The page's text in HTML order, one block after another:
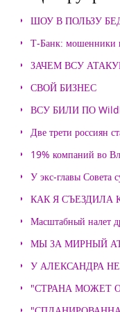
ШОУ В ПОЛЬЗУ
Т-Банк: мошенники
ЗАЧЕМ ВСУ
СВОЙ БИЗНЕС
ВСУ БИЛИ ПО
Две трети россиян
19% компаний во
У экс-главы Совета
КАК Я
Масштабный налет
МЫ ЗА МИРНЫЙ
У АЛЕКСАНДРА
"СТРАНА МОЖЕТ